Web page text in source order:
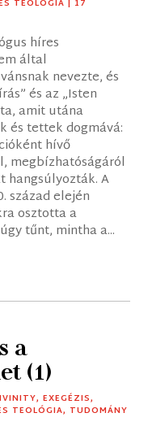
TEOLÓGIA | 17
híres
által
nevezte, és
és az „Isten
amit utána
és tettek dogmává:
hívő
megbízhatóságáról
hangsúlyozták. A
század elején
osztotta a
tűnt, mintha a...
a
(1)
,EXEGÉZIS,
TEOLÓGIA, TUDOMÁNY